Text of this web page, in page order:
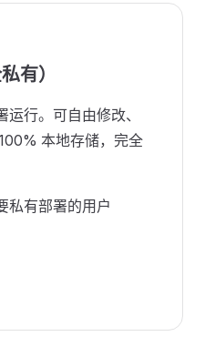
有）
行。可自由修改、
本地存储，完全
私有部署的用户